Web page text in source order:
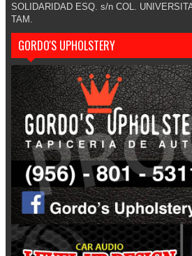
SOLIDARIDAD ESQ. s/n COL.
TAM.
GORDO'S UPHOLSTERY